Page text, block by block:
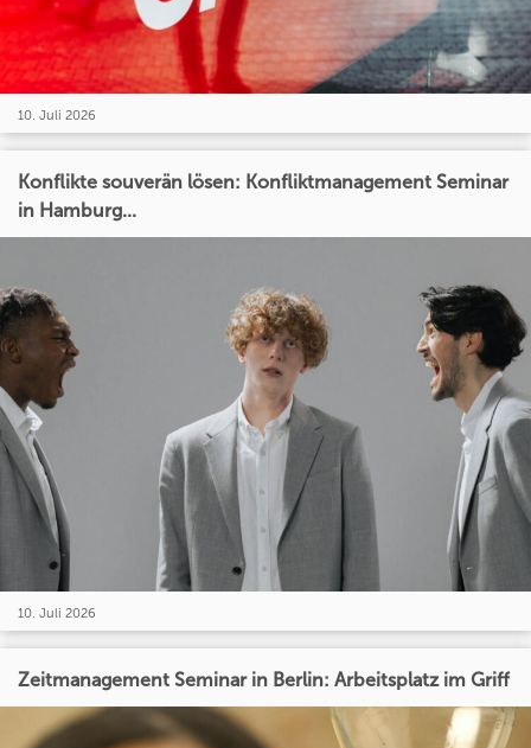
10. Juli 2026
Konflikte souverän lösen: Konfliktmanagement Seminar
in Hamburg...
10. Juli 2026
Zeitmanagement Seminar in Berlin: Arbeitsplatz im Griff